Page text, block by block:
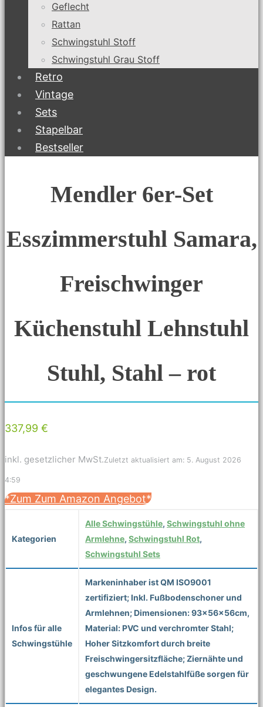
Geflecht
Rattan
Schwingstuhl Stoff
Schwingstuhl Grau Stoff
Retro
Vintage
Sets
Stapelbar
Bestseller
Mendler 6er-Set
Esszimmerstuhl Samara,
Freischwinger
Küchenstuhl Lehnstuhl
Stuhl, Stahl – rot
337,99 €
inkl. gesetzlicher MwSt.Zuletzt aktualisiert am: 5. August 2026
4:59
*Zum Zum Amazon Angebot*
Kategorien
Alle Schwingstühle, Schwingstuhl ohne
Armlehne, Schwingstuhl Rot,
Schwingstuhl Sets
Infos für alle
Schwingstühle
Markeninhaber ist QM ISO9001
zertifiziert; Inkl. Fußbodenschoner und
Armlehnen; Dimensionen: 93x56x56cm,
Material: PVC und verchromter Stahl;
Hoher Sitzkomfort durch breite
Freischwingersitzfläche; Ziernähte und
geschwungene Edelstahlfüße sorgen für
elegantes Design.